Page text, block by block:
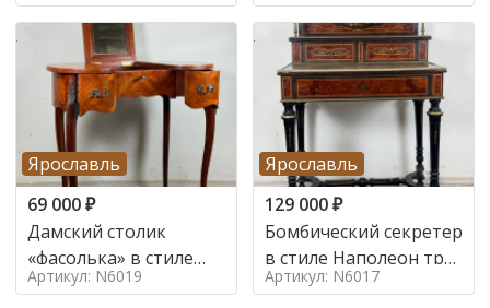
Ярославль
69 000₽
Дамский столик
«фасолька» в стиле
Луи 16,
Артикул: N6019
Ярославль
129 000₽
Бомбический секретер
в стиле Наполеон труа
в стиле
Артикул: N6017